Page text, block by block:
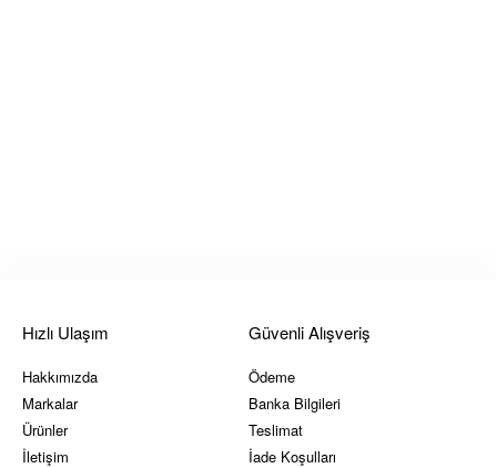
Hızlı Ulaşım
Hakkımızda
Markalar
Ürünler
İletişim
Güvenli Alışveriş
Ödeme
Banka Bilgileri
Teslimat
İade Koşulları